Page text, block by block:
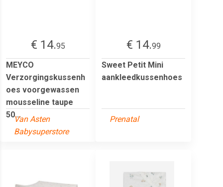
€ 14.95
MEYCO
Verzorgingskussenh
oes voorgewassen
mousseline taupe
50...Van Asten
Babysuperstore
€ 14.99
Sweet Petit Mini
aankleedkussenhoes
Prenatal